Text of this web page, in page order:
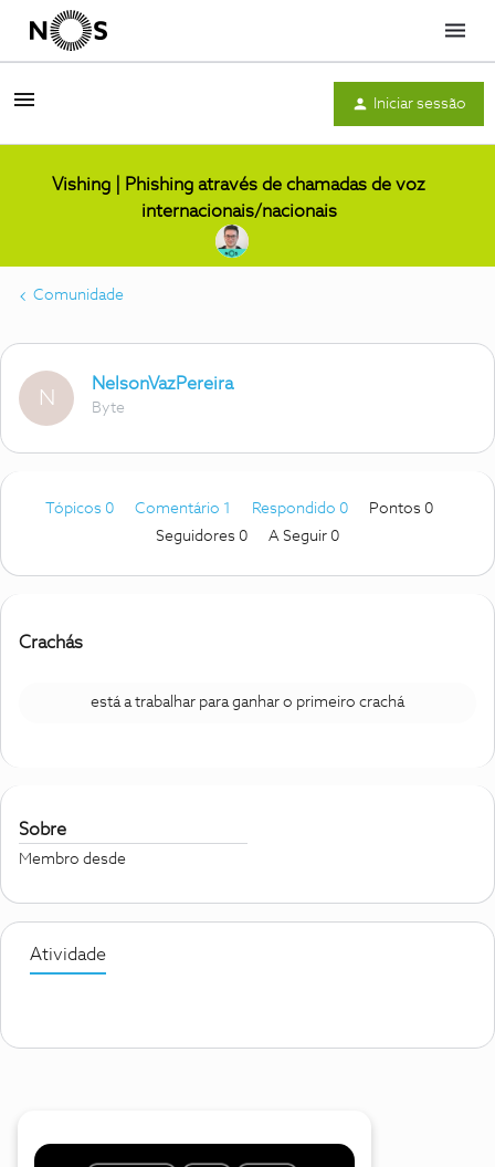
Menu
Iniciar sessão
Vishing | Phishing através de chamadas de voz
internacionais/nacionais
Comunidade
N
NelsonVazPereira
Byte
Tópicos 0 Comentário 1 Respondido 0
Pontos 0
Seguidores 0 A Seguir 0
Crachás
está a trabalhar para ganhar o primeiro crachá
Sobre
Membro desde
Atividade